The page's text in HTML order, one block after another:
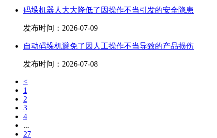
码垛机器人大大降低了因操作不当引发的安全隐患
发布时间： 2026-07-09
自动码垛机避免了因人工操作不当导致的产品损伤
发布时间： 2026-07-08
<
1
2
3
4
...
27